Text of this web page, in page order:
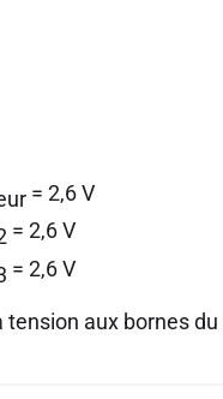
= 2,6 V
= 2,6 V
= 2,6 V
tension aux bornes